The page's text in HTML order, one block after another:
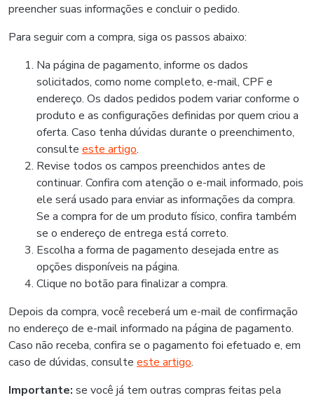
preencher suas informações e concluir o pedido.
Para seguir com a compra, siga os passos abaixo:
Na página de pagamento, informe os dados
solicitados, como nome completo, e-mail, CPF e
endereço. Os dados pedidos podem variar conforme o
produto e as configurações definidas por quem criou a
oferta. Caso tenha dúvidas durante o preenchimento,
consulte este artigo.
Revise todos os campos preenchidos antes de
continuar. Confira com atenção o e-mail informado, pois
ele será usado para enviar as informações da compra.
Se a compra for de um produto físico, confira também
se o endereço de entrega está correto.
Escolha a forma de pagamento desejada entre as
opções disponíveis na página.
Clique no botão para finalizar a compra.
Depois da compra, você receberá um e-mail de confirmação
no endereço de e-mail informado na página de pagamento.
Caso não receba, confira se o pagamento foi efetuado e, em
caso de dúvidas, consulte este artigo.
Importante: se você já tem outras compras feitas pela